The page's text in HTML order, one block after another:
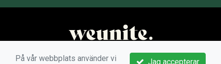
Jag accepterar
På vår webbplats använder vi